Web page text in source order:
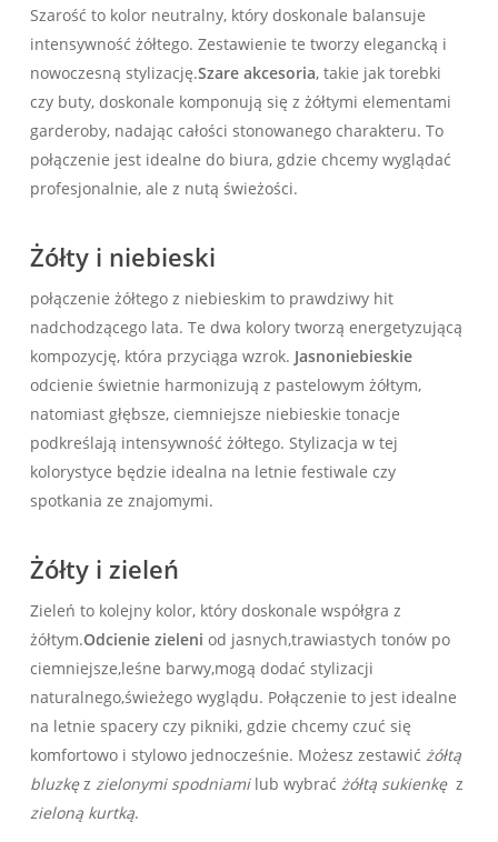
Szarość to ⁢kolor⁣ neutralny, który doskonale ​balansuje
intensywność żółtego. Zestawienie te tworzy elegancką i
nowoczesną stylizację.Szare akcesoria, takie jak torebki
czy buty, doskonale⁤ komponują się z żółtymi elementami
garderoby, nadając całości stonowanego charakteru. To
połączenie jest idealne do biura, gdzie chcemy wyglądać
profesjonalnie, ale z ​nutą​ świeżości.
Żółty i⁤ niebieski
połączenie żółtego z⁣ niebieskim to prawdziwy​ hit
nadchodzącego lata. Te dwa⁢ kolory tworzą ‌energetyzującą
kompozycję, która przyciąga wzrok. Jasnoniebieskie
odcienie ⁣świetnie harmonizują z pastelowym żółtym,
natomiast głębsze, ciemniejsze niebieskie tonacje
podkreślają ⁢intensywność ‌żółtego. Stylizacja w tej
kolorystyce będzie idealna na letnie festiwale czy
‌spotkania ze znajomymi.
Żółty i ​zieleń
Zieleń to kolejny‍ kolor, który doskonale współgra z
żółtym.Odcienie zieleni od jasnych,trawiastych tonów po
ciemniejsze,leśne barwy,mogą dodać stylizacji
naturalnego,świeżego wyglądu. Połączenie to jest idealne
na letnie spacery czy pikniki, gdzie chcemy​ czuć się
komfortowo⁣ i stylowo jednocześnie. Możesz ⁣zestawić żółtą⁢
bluzkęz zielonymi spodniamilub wybrać żółtą sukienkę​ z
zieloną kurtką.